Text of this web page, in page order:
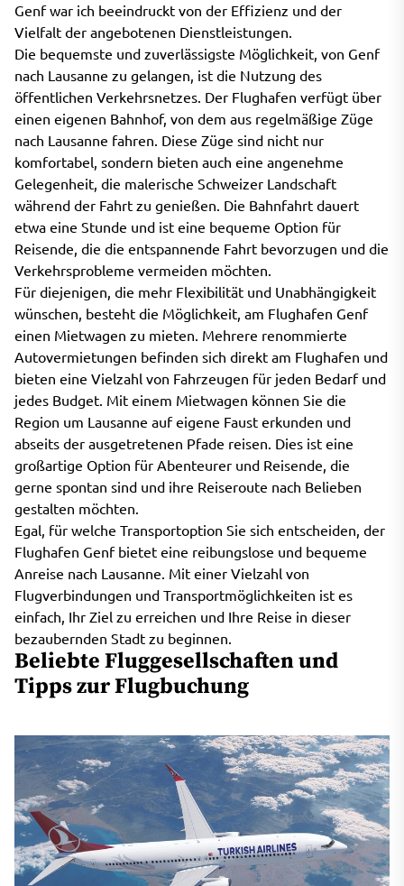
Genf war ich beeindruckt von der Effizienz und der
Vielfalt der angebotenen Dienstleistungen.
Die bequemste und zuverlässigste Möglichkeit, von Genf
nach Lausanne zu gelangen, ist die Nutzung des
öffentlichen Verkehrsnetzes. Der Flughafen verfügt über
einen eigenen Bahnhof, von dem aus regelmäßige Züge
nach Lausanne fahren. Diese Züge sind nicht nur
komfortabel, sondern bieten auch eine angenehme
Gelegenheit, die malerische Schweizer Landschaft
während der Fahrt zu genießen. Die Bahnfahrt dauert
etwa eine Stunde und ist eine bequeme Option für
Reisende, die die entspannende Fahrt bevorzugen und die
Verkehrsprobleme vermeiden möchten.
Für diejenigen, die mehr Flexibilität und Unabhängigkeit
wünschen, besteht die Möglichkeit, am Flughafen Genf
einen Mietwagen zu mieten. Mehrere renommierte
Autovermietungen befinden sich direkt am Flughafen und
bieten eine Vielzahl von Fahrzeugen für jeden Bedarf und
jedes Budget. Mit einem Mietwagen können Sie die
Region um Lausanne auf eigene Faust erkunden und
abseits der ausgetretenen Pfade reisen. Dies ist eine
großartige Option für Abenteurer und Reisende, die
gerne spontan sind und ihre Reiseroute nach Belieben
gestalten möchten.
Egal, für welche Transportoption Sie sich entscheiden, der
Flughafen Genf bietet eine reibungslose und bequeme
Anreise nach Lausanne. Mit einer Vielzahl von
Flugverbindungen und Transportmöglichkeiten ist es
einfach, Ihr Ziel zu erreichen und Ihre Reise in dieser
bezaubernden Stadt zu beginnen.
Beliebte Fluggesellschaften und
Tipps zur Flugbuchung